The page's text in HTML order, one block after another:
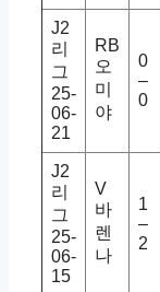
J2
리
그
25-
06-
21
RB
오
미
야
0
–
0
J2
리
그
25-
06-
15
V
바
렌
나
1
–
2